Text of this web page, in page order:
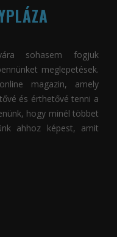
sohasem fogjuk
meglepetések.
magazin, amely
és érthetővé tenni a
hogy minél többet
ahhoz képest, amit